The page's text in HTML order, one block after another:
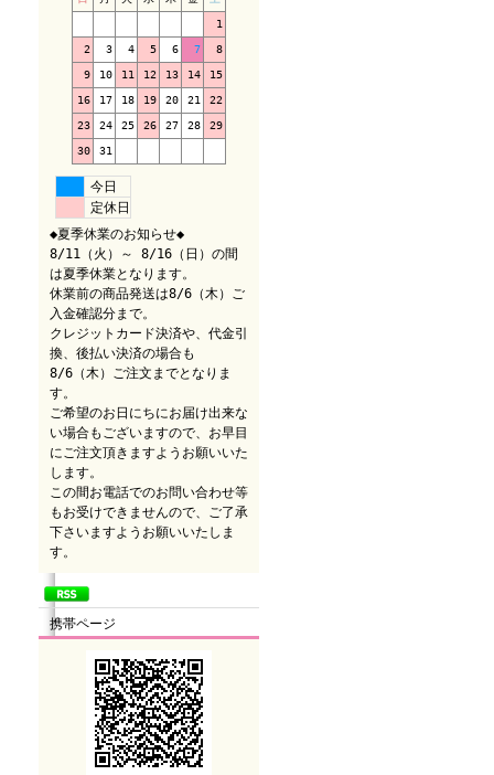
1
2 3 4 5 6 7 8
9 10 11 12 13 14 15
16 17 18 19 20 21 22
23 24 25 26 27 28 29
30 31
今日
定休日
◆夏季休業のお知らせ◆
8/11（火）～ 8/16（日）の間
は夏季休業となります。
休業前の商品発送は8/6（木）ご
入金確認分まで。
クレジットカード決済や、代金引
換、後払い決済の場合も
8/6（木）ご注文までとなりま
す。
ご希望のお日にちにお届け出来な
い場合もございますので、お早目
にご注文頂きますようお願いいた
します。
この間お電話でのお問い合わせ等
もお受けできませんので、ご了承
下さいますようお願いいたしま
す。
携帯ページ